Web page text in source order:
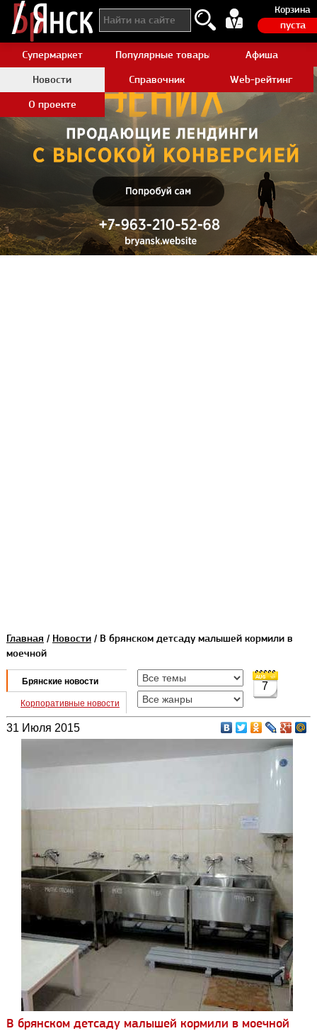
Корзина
пуста
Супермаркет Популярные товары AliexpressАфиша
Новости
Справочник
Web-рейтинг
О проекте
Главная / Новости/ В брянском детсаду малышей кормили в
моечной
Брянские новости
Корпоративные новости
7
31 Июля 2015
В брянском детсаду малышей кормили в моечной